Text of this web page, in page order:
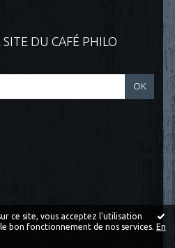
ce site, vous acceptez l'utilisation
bon fonctionnement de nos services. En
SITE DU CAFÉ PHILO